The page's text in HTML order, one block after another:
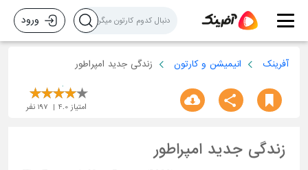
ورود
آفرینک انیمیشن و کارتون زندگی جدید امپراطور
امتیاز 4.0
197 نفر
زندگی جدید امپراطور